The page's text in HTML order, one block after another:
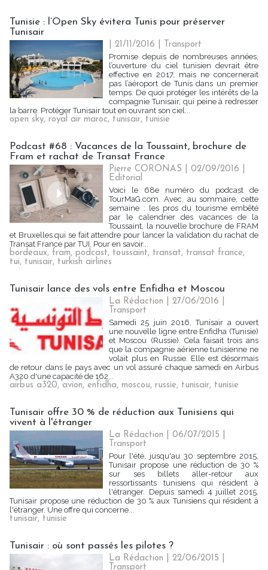
Tunisie : l’Open Sky évitera Tunis pour préserver
Tunisair
| 21/11/2016
Transport
Promise depuis de nombreuses années,
l’ouverture du ciel tunisien devrait être
effective en 2017, mais ne concernerait
pas l’aéroport de Tunis dans un premier
temps. De quoi protéger les intérêts de la
compagnie Tunisair, qui peine à redresser
la barre. Protéger Tunisair tout en ouvrant son ciel...
open sky, royal air maroc, tunisair, tunisie
Podcast #68 : Vacances de la Toussaint, brochure de
Fram et rachat de Transat France
Pierre CORONAS | 02/09/2016
Editorial
Voici le 68e numéro du podcast de
TourMaG.com. Avec, au sommaire, cette
semaine : les pros du tourisme embêté
par le calendrier des vacances de la
Toussaint, la nouvelle brochure de FRAM
et Bruxelles qui se fait attendre pour lancer la validation du rachat de
Transat France par TUI. Pour en savoir...
bordeaux, fram, podcast, toussaint, transat, transat france,
tui, tunisair, turkish airlines
Tunisair lance des vols entre Enfidha et Moscou
La Rédaction | 27/06/2016
Transport
Samedi 25 juin 2016, Tunisair a ouvert
une nouvelle ligne entre Enfidha (Tunisie)
et Moscou (Russie). Cela faisait trois ans
que la compagnie aérienne tunisienne ne
volait plus en Russie. Elle est désormais
de retour dans le pays avec un vol assuré chaque samedi en Airbus
A320 d'une capacité de 162...
airbus a320, avion, enfidha, moscou, russie, tunisair, tunisie
Tunisair offre 30 % de réduction aux Tunisiens qui
vivent à l'étranger
La Rédaction | 06/07/2015
Transport
Pour l'été, jusqu'au 30 septembre 2015,
Tunisair propose une réduction de 30 %
sur ses billets aller-retour aux
ressortissants tunisiens qui résident à
l'étranger. Depuis samedi 4 juillet 2015,
Tunisair propose une réduction de 30 % aux Tunisiens qui résident à
l'étranger. Une offre qui concerne...
tunisair, tunisie
Tunisair : où sont passés les pilotes ?
La Rédaction | 22/06/2015
Transport